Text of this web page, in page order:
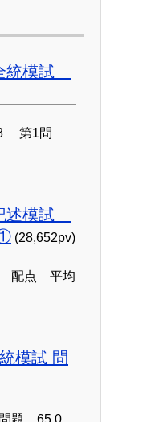
統模試
第1問
述模試
(28,652pv)
配点 平均
模試 問